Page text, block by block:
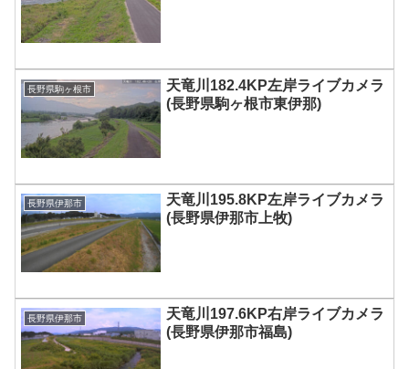
長野県駒ヶ根市
天竜川182.4KP左岸ライブカメラ
(長野県駒ヶ根市東伊那)
長野県伊那市
天竜川195.8KP左岸ライブカメラ
(長野県伊那市上牧)
長野県伊那市
天竜川197.6KP右岸ライブカメラ
(長野県伊那市福島)